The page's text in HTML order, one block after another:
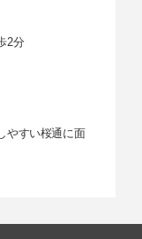
2分
やすい桜通に面